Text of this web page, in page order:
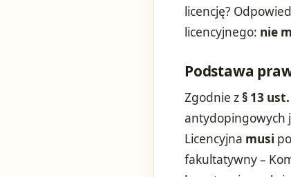
licencję?
licencyjnego: nie
Podstawa
Zgodnie z§ 13
antydopingowych
Licencyjna musi
fakultatywny –